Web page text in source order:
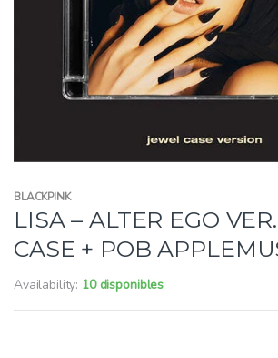
BLACKPINK
LISA – ALTER EGO
CASE + POB
Availability: 10 disponibles